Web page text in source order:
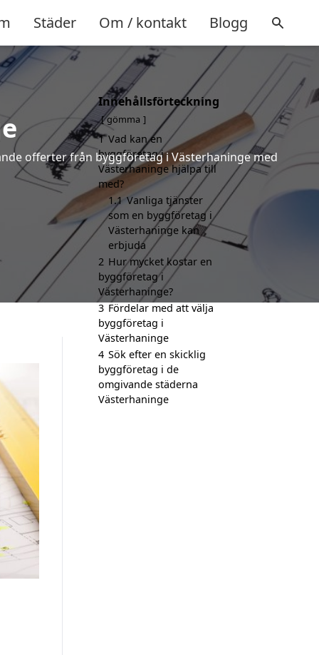
Städer Om / kontakt Blogg
offerter från byggföretag i Västerhaninge med
Innehållsförteckning
gömma
1 Vad kan en
byggföretag i
Västerhaninge hjälpa till
med?
1.1 Vanliga tjänster
som en byggföretag i
Västerhaninge kan
erbjuda
2 Hur mycket kostar en
byggföretag i
Västerhaninge?
3 Fördelar med att välja
byggföretag i
Västerhaninge
4 Sök efter en skicklig
byggföretag i de
omgivande städerna
Västerhaninge